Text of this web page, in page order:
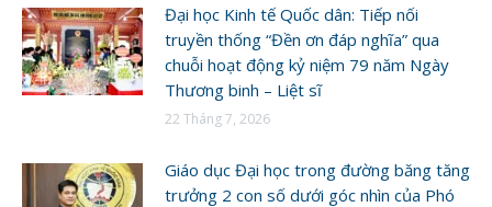
Đại học Kinh tế Quốc dân: Tiếp nối
truyền thống “Đền ơn đáp nghĩa” qua
chuỗi hoạt động kỷ niệm 79 năm Ngày
Thương binh – Liệt sĩ
22 Tháng 7, 2026
Giáo dục Đại học trong đường băng tăng
trưởng 2 con số dưới góc nhìn của Phó